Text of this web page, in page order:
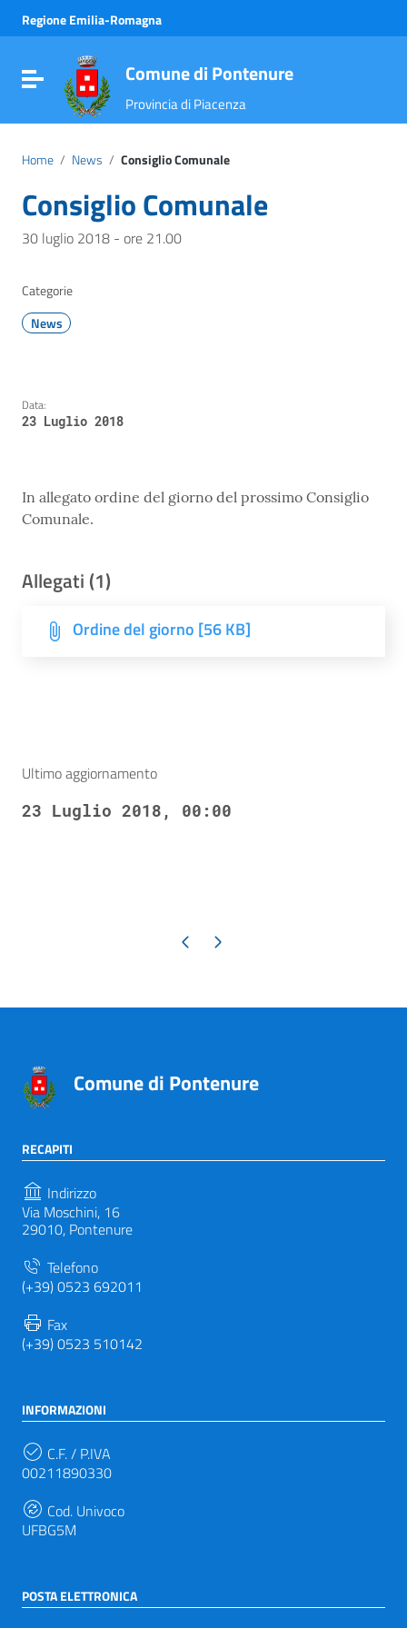
Vai al menu di navigazione
Vai al footer
Regione Emilia-Romagna
Attiva / disattiva la navigazione
Comune di Pontenure
Provincia di Piacenza
Home / News / Consiglio Comunale
Consiglio Comunale
30 luglio 2018 - ore 21.00
Categorie
News
Data:
23 Luglio 2018
In allegato ordine del giorno del prossimo Consiglio
Comunale.
Allegati (1)
Ordine del giorno [56 KB]
Ultimo aggiornamento
23 Luglio 2018, 00:00
Pagina precedente
Pagina successiva
Comune di Pontenure
RECAPITI
Indirizzo
Via Moschini, 16
29010, Pontenure
Telefono
(+39) 0523 692011
Fax
(+39) 0523 510142
INFORMAZIONI
C.F. / P.IVA
00211890330
Cod. Univoco
UFBG5M
POSTA ELETTRONICA